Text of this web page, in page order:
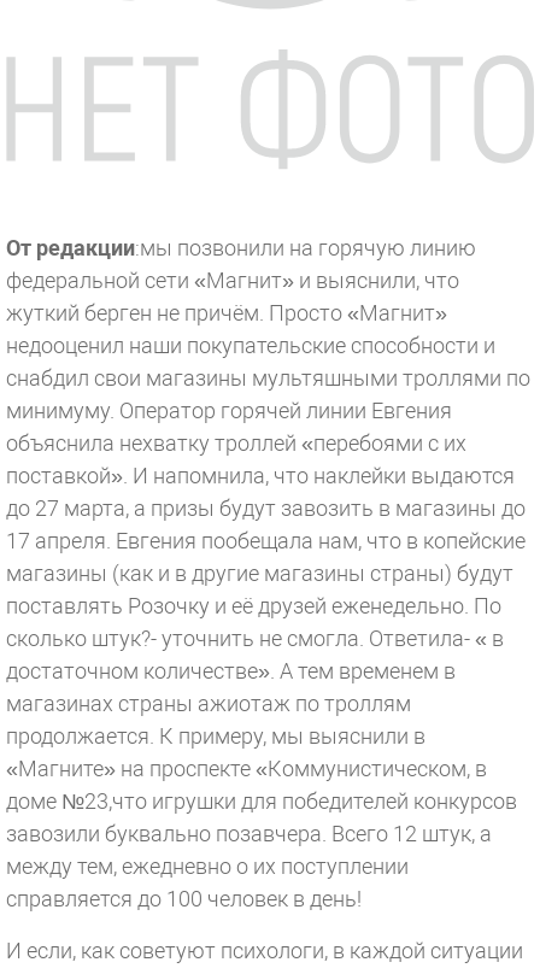
От редакции:мы позвонили на горячую линию
федеральной сети «Магнит» и выяснили, что
жуткий берген не причём. Просто «Магнит»
недооценил наши покупательские способности и
снабдил свои магазины мультяшными троллями по
минимуму. Оператор горячей линии Евгения
объяснила нехватку троллей «перебоями с их
поставкой». И напомнила, что наклейки выдаются
до 27 марта, а призы будут завозить в магазины до
17 апреля. Евгения пообещала нам, что в копейские
магазины (как и в другие магазины страны) будут
поставлять Розочку и её друзей еженедельно. По
сколько штук?- уточнить не смогла. Ответила- « в
достаточном количестве». А тем временем в
магазинах страны ажиотаж по троллям
продолжается. К примеру, мы выяснили в
«Магните» на проспекте «Коммунистическом, в
доме №23,что игрушки для победителей конкурсов
завозили буквально позавчера. Всего 12 штук, а
между тем, ежедневно о их поступлении
справляется до 100 человек в день!
И если, как советуют психологи, в каждой ситуации